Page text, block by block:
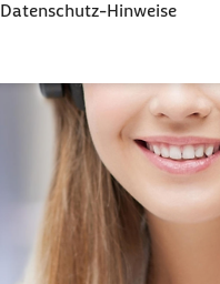
Datenschutz-Hinweise